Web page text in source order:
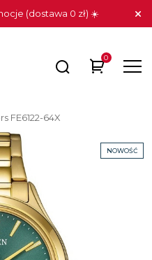
(dostawa 0 zł) ☀️
0
FE6122-64X
NOWOŚĆ